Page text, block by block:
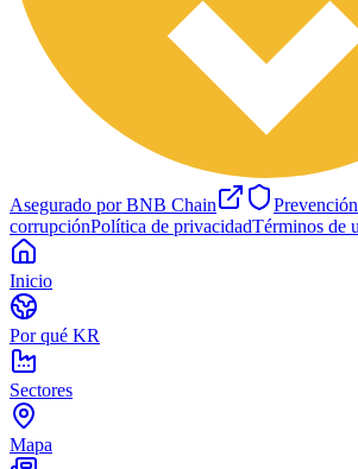
Asegurado por BNB Chain
corrupciónPolítica de privacidadTérminos de
Inicio
Por qué KR
Sectores
Mapa